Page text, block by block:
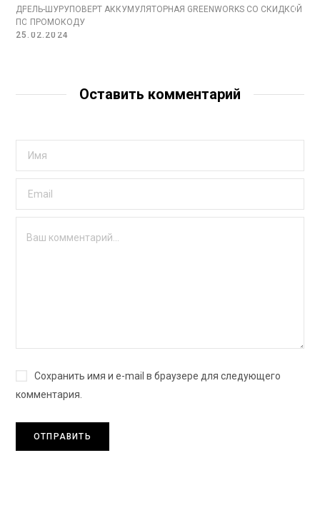
ДРЕЛЬ-ШУРУПОВЕРТ АККУМУЛЯТОРНАЯ GREENWORKS СО СКИДКОЙ
ПО ПРОМОКОДУ
25.02.2024
Оставить комментарий
Сохранить имя и e-mail в браузере для следующего
комментария.